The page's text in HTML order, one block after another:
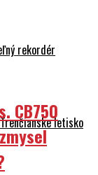
rekordér
letisko
CB750